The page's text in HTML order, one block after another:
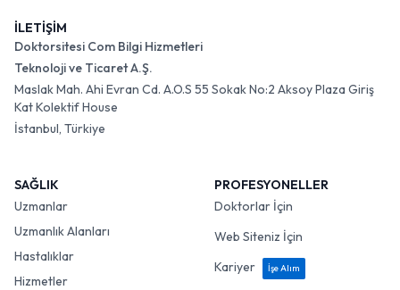
İLETİŞİM
Doktorsitesi Com Bilgi Hizmetleri
Teknoloji ve Ticaret A.Ş.
Maslak Mah. Ahi Evran Cd. A.O.S 55 Sokak No:2 Aksoy Plaza Giriş
Kat Kolektif House
İstanbul, Türkiye
SAĞLIK
Uzmanlar
Uzmanlık Alanları
Hastalıklar
Hizmetler
PROFESYONELLER
Doktorlar İçin
Web Siteniz İçin
Kariyer
İşe Alım